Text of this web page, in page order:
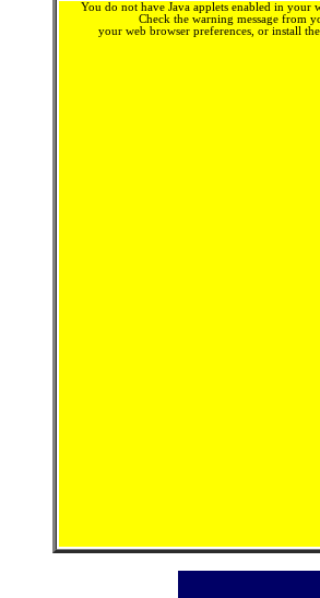
You do not have Java applets enabled in
Check the warning message from
your web browser preferences, or install